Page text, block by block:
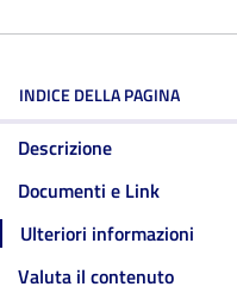
INDICE DELLA PAGINA
Descrizione
Documenti e Link
Ulteriori informazioni
Valuta il contenuto